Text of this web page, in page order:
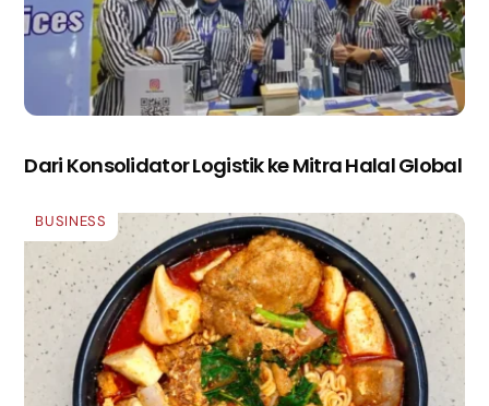
Dari Konsolidator Logistik ke Mitra Halal Global
BUSINESS